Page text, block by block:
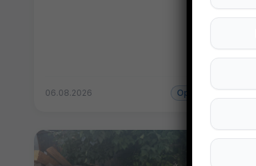
06.08.2026 Оренбург